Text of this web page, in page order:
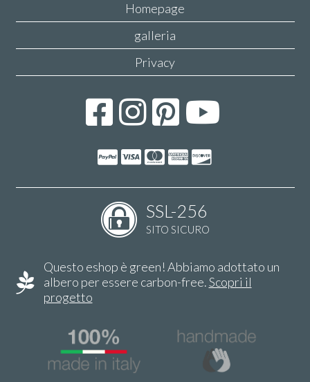
Homepage
galleria
Privacy
SSL-256
SITO SICURO
Questo eshop è green! Abbiamo adottato un
albero per essere carbon-free.Scopri il
progetto